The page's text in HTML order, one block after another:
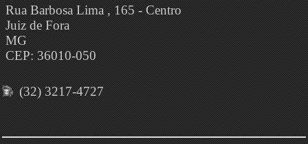
Rua Barbosa Lima , 165 - Centro
Juiz de Fora
MG
CEP: 36010-050
(32) 3217-4727